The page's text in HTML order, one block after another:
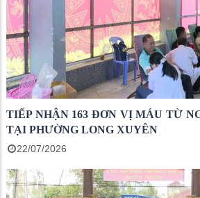
TIẾP NHẬN 163 ĐƠN VỊ MÁU TỪ
TẠI PHƯỜNG LONG XUYÊN
22/07/2026